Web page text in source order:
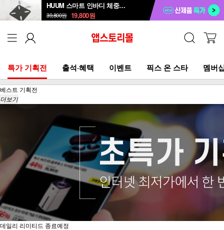
HUUM 스마트 인바디 체중계 SB-108B
39,800원 19,800원
특가 기획전 출석·혜택 이벤트 픽스 온 스타 멤버
베스트 기획전
더보기
데일리 리미티드 종료예정